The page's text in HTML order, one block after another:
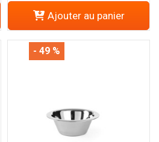
Ajouter au panier
- 49 %